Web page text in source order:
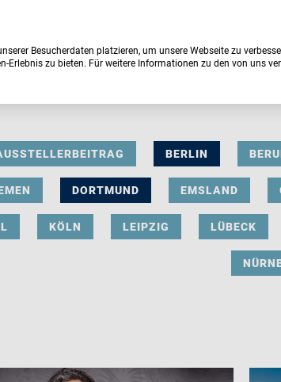
BERLIN
DORTMUND EMSLAND
KÖLN LEIPZIG LÜBECK
Besucherdaten platzieren, um unsere Webseite zu
Erlebnis zu bieten. Für weitere Informationen zu den von uns